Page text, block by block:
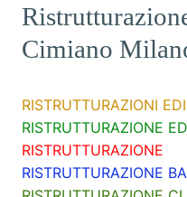
Cimiano
RISTRUTTURAZIONI
RISTRUTTURAZIONE
RISTRUTTURAZIONE
RISTRUTTURAZIONE